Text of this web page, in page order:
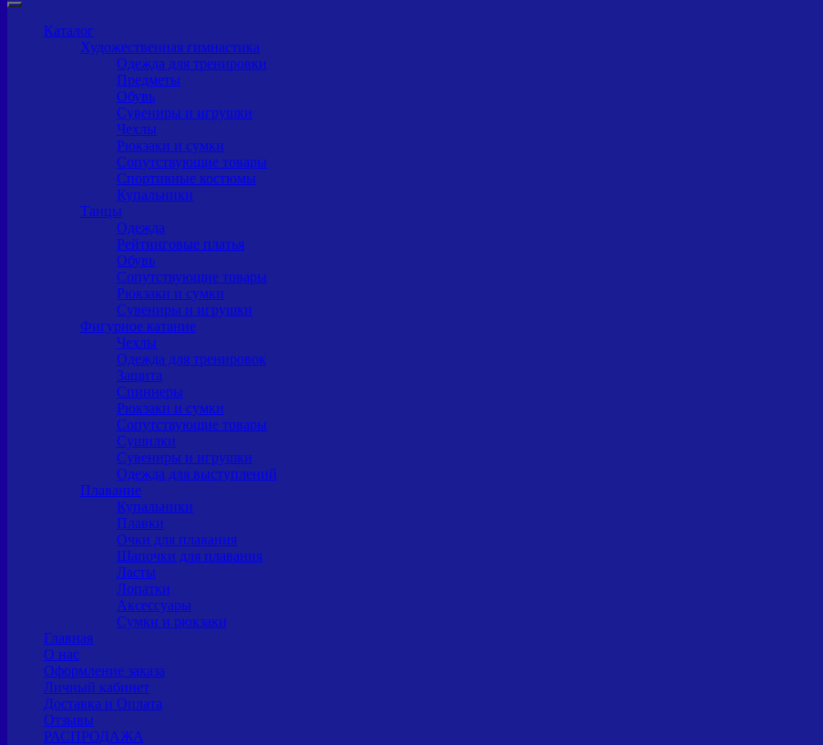
Каталог
Художественная гимнастика
Одежда для тренировки
Предметы
Обувь
Сувениры и игрушки
Чехлы
Рюкзаки и сумки
Сопутствующие товары
Спортивные костюмы
Купальники
Танцы
Одежда
Рейтинговые платья
Обувь
Сопутствующие товары
Рюкзаки и сумки
Сувениры и игрушки
Фигурное катание
Чехлы
Одежда для тренировок
Защита
Спиннеры
Рюкзаки и сумки
Сопутствующие товары
Сушилки
Сувениры и игрушки
Одежда для выступлений
Плавание
Купальники
Плавки
Очки для плавания
Шапочки для плавания
Ласты
Лопатки
Аксессуары
Сумки и рюкзаки
Главная
О нас
Оформление заказа
Личный кабинет
Доставка и Оплата
Отзывы
РАСПРОДАЖА